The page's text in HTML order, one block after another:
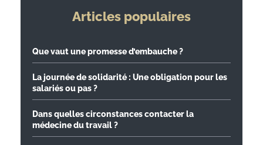
Articles populaires
Que vaut une promesse d’embauche ?
La journée de solidarité : Une obligation pour les
salariés ou pas ?
Dans quelles circonstances contacter la
médecine du travail ?